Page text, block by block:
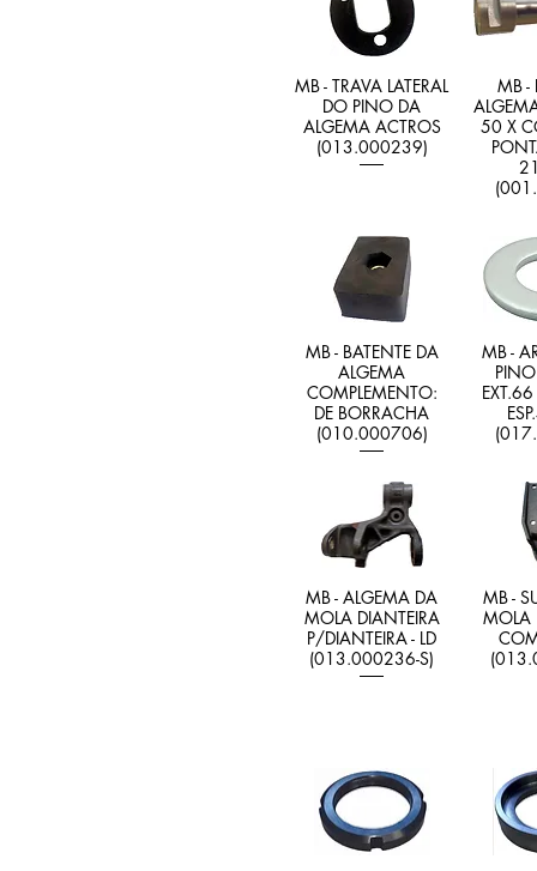
MB - TRAVA LATERAL
DO PINO DA
ALGEMA ACTROS
(013.000239)
MB -
50 X
MB - BATENTE DA
ALGEMA
COMPLEMENTO:
DE BORRACHA
(010.000706)
MB -
MB - ALGEMA DA
MOLA DIANTEIRA
P/DIANTEIRA - LD
(013.000236-S)
MB -
MOLA